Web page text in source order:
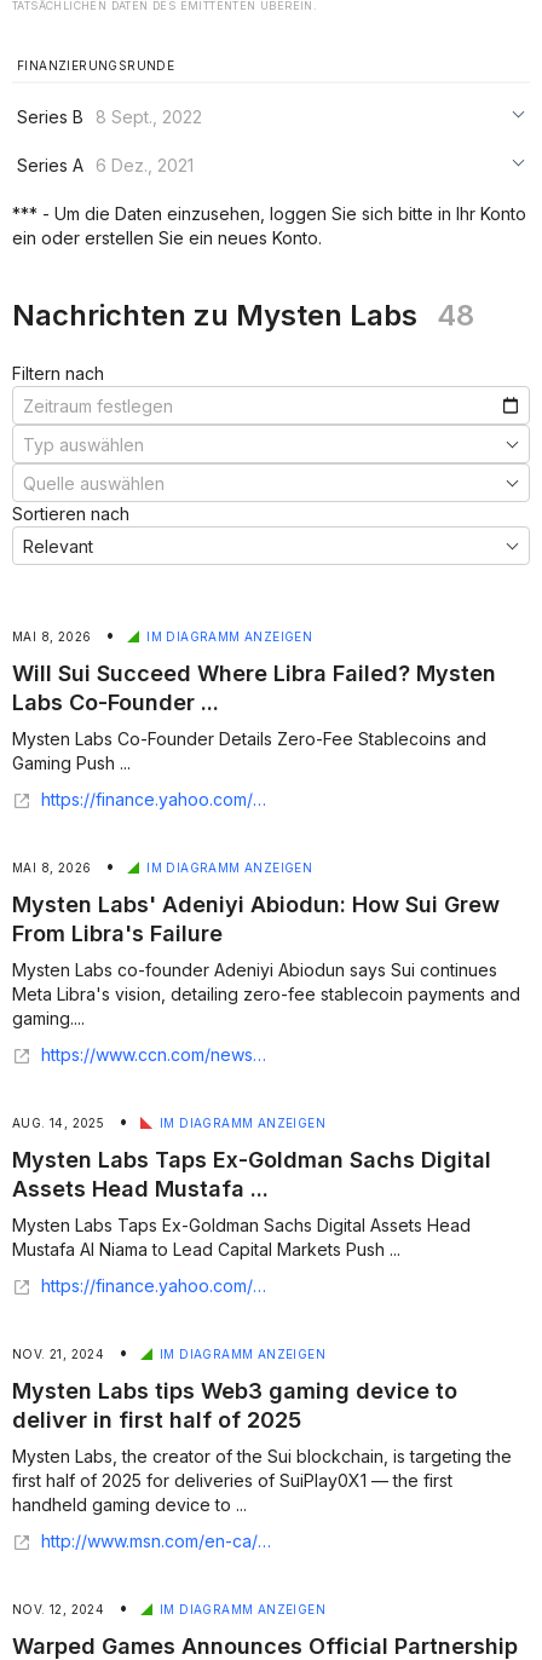
TATSÄCHLICHEN DATEN DES EMITTENTEN ÜBEREIN.
FINANZIERUNGSRUNDE
Series B
8 Sept., 2022
***
Series A
6 Dez., 2021
***
*** - Um die Daten einzusehen, loggen Sie sich bitte in Ihr Konto
ein oder erstellen Sie ein neues Konto.
Nachrichten zu Mysten Labs 48
Filtern nach
Sortieren nach
MAI 8, 2026 • IM DIAGRAMM ANZEIGEN
Will Sui Succeed Where Libra Failed? Mysten
Labs Co-Founder ...
Mysten Labs Co-Founder Details Zero-Fee Stablecoins and
Gaming Push ...
https://finance.yahoo.com/markets/crypto/articles/sui-succeed-where-libra-failed-215515490.html
MAI 8, 2026 • IM DIAGRAMM ANZEIGEN
Mysten Labs' Adeniyi Abiodun: How Sui Grew
From Libra's Failure
Mysten Labs co-founder Adeniyi Abiodun says Sui continues
Meta Libra's vision, detailing zero-fee stablecoin payments and
gaming....
https://www.ccn.com/news/crypto/failed-libra-sui-mysten-labs-details-zero-fee-stablecoins-gaming/
AUG. 14, 2025 • IM DIAGRAMM ANZEIGEN
Mysten Labs Taps Ex-Goldman Sachs Digital
Assets Head Mustafa ...
Mysten Labs Taps Ex-Goldman Sachs Digital Assets Head
Mustafa Al Niama to Lead Capital Markets Push ...
https://finance.yahoo.com/news/mysten-labs-taps-ex-goldman-144239487.html
NOV. 21, 2024 • IM DIAGRAMM ANZEIGEN
Mysten Labs tips Web3 gaming device to
deliver in first half of 2025
Mysten Labs, the creator of the Sui blockchain, is targeting the
first half of 2025 for deliveries of SuiPlay0X1 — the first
handheld gaming device to ...
http://www.msn.com/en-ca/news/technology/mysten-labs-tips-web3-gaming-device-to-deliver-in-first-half-of-2025/ar-AA1pWRhd?apiversion=v2&noservercache=1&domshim=1&renderwebcomponents=1&wcseo=1&batchservertelemetry=1&noservertelemetry=1
NOV. 12, 2024 • IM DIAGRAMM ANZEIGEN
Warped Games Announces Official Partnership